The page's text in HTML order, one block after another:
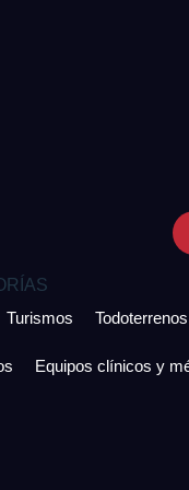
Turismos
Todoterrenos
Equipos clínicos y